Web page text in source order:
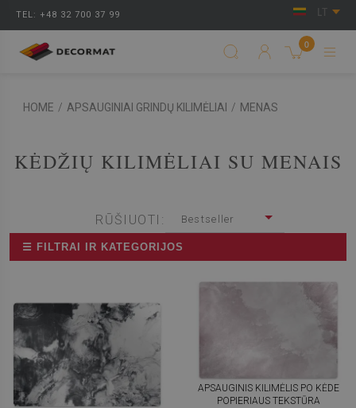
TEL: +48 32 700 37 99
0
HOME / APSAUGINIAI GRINDŲ KILIMĖLIAI / MENAS
KĖDŽIŲ KILIMĖLIAI SU MENAIS
RŪŠIUOTI: Bestseller
☰ FILTRAI IR KATEGORIJOS
APSAUGINIS KILIMĖLIS PO KĖDE
POPIERIAUS TEKSTŪRA